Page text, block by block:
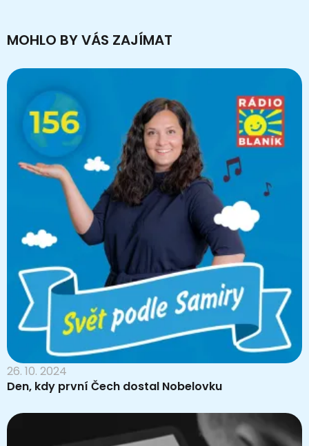
MOHLO BY VÁS ZAJÍMAT
26. 10. 2024
Den, kdy první Čech dostal Nobelovku